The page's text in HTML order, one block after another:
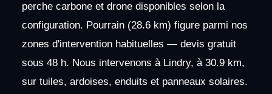
perche carbone et drone disponibles selon la
configuration. Pourrain (28.6 km) figure parmi nos
zones d'intervention habituelles — devis gratuit
sous 48 h. Nous intervenons à Lindry, à 30.9 km,
sur tuiles, ardoises, enduits et panneaux solaires.